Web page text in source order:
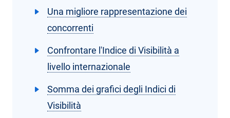
Una migliore rappresentazione dei
concorrenti
Confrontare l'Indice di Visibilità a
livello internazionale
Somma dei grafici degli Indici di
Visibilità